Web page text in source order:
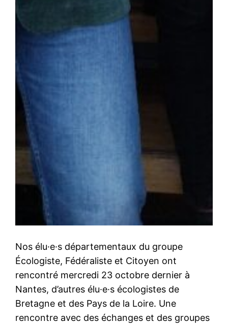
Nos élu·e·s départementaux du groupe
Écologiste, Fédéraliste et Citoyen ont
rencontré mercredi 23 octobre dernier à
Nantes, d’autres élu·e·s écologistes de
Bretagne et des Pays de la Loire. Une
rencontre avec des échanges et des groupes